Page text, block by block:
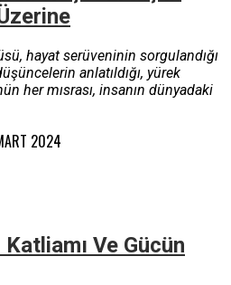
hayat serüveninin sorgulandığı
anlatıldığı, yürek
her mısrası, insanın dünyadaki
2024
Ve Gücün